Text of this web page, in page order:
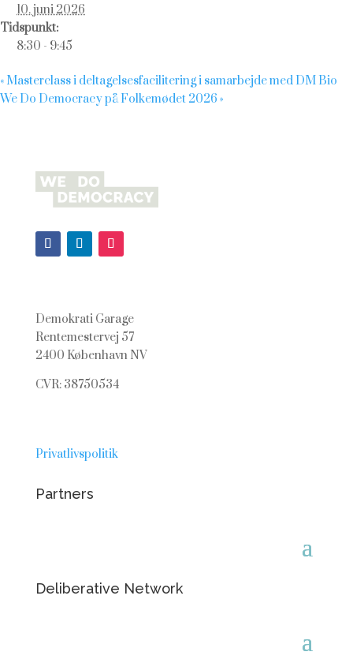
10. juni 2026
Tidspunkt:
8:30 - 9:45
« Masterclass i deltagelsesfacilitering i samarbejde med DM Bio
We Do Democracy på Folkemødet 2026 »
Demokrati Garage
Rentemestervej 57
2400 København NV
CVR: 38750534
Privatlivspolitik
Partners
Deliberative Network